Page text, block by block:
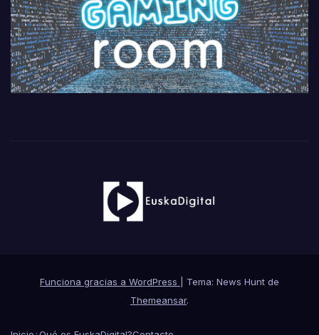
Funciona gracias a WordPress
Tema: News Hunt de
Themeansar.